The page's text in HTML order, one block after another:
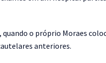
o próprio Moraes
anteriores.